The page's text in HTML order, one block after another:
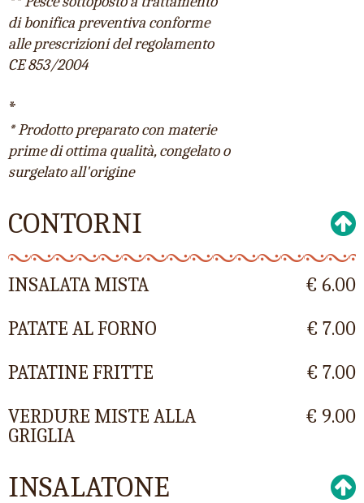
di bonifica preventiva conforme
alle prescrizioni del regolamento
CE 853/2004
*
* Prodotto preparato con materie
prime di ottima qualità, congelato o
surgelato all'origine
CONTORNI
INSALATA MISTA
€ 6.00
PATATE AL FORNO
€ 7.00
PATATINE FRITTE
€ 7.00
VERDURE MISTE ALLA
GRIGLIA
€ 9.00
INSALATONE